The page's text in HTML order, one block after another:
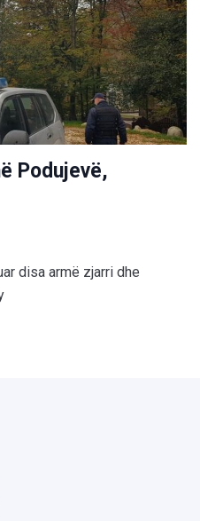
Podujevë,
disa armë zjarri dhe